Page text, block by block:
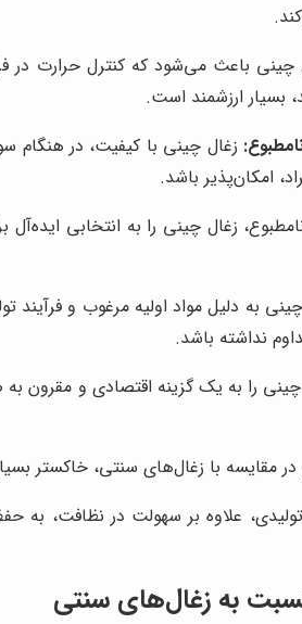
باعث می‌شود که کنترل حرارت در
بسیار ارزشمند است.
زغال چینی با کیفیت، در هنگام
امکان‌پذیر باشد.
زغال چینی را به انتخابی
به دلیل مواد اولیه مرغوب و
نداشته باشد.
چینی را به یک گزینه اقتصادی و مقرون
مقایسه با زغال‌های سنتی، خاکستر
علاوه بر سهولت در نظافت،
به زغال‌های سنتی